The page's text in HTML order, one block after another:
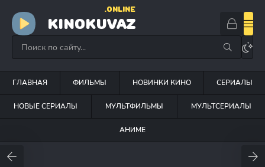
KINOKUVAZ
.ONLINE
ГЛАВНАЯ ФИЛЬМЫ НОВИНКИ КИНО СЕРИАЛЫ
НОВЫЕ СЕРИАЛЫ МУЛЬТФИЛЬМЫ МУЛЬТСЕРИАЛЫ
АНИМЕ